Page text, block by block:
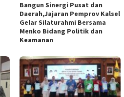
Bangun Sinergi Pusat dan
Daerah,Jajaran Pemprov Kalsel
Gelar Silaturahmi Bersama
Menko Bidang Politik dan
Keamanan